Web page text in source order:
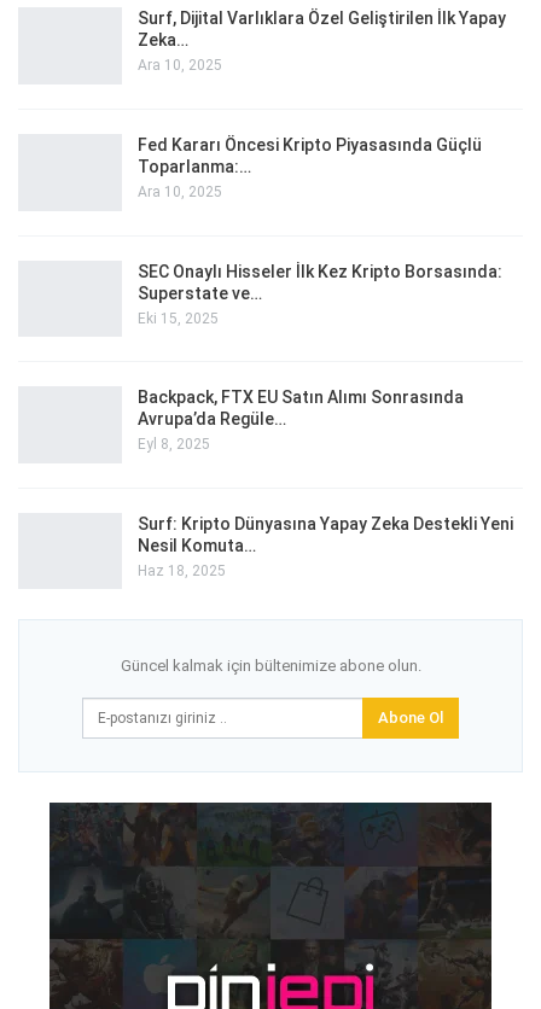
Surf, Dijital Varlıklara Özel Geliştirilen İlk Yapay
Zeka…
Ara 10, 2025
Fed Kararı Öncesi Kripto Piyasasında Güçlü
Toparlanma:…
Ara 10, 2025
SEC Onaylı Hisseler İlk Kez Kripto Borsasında:
Superstate ve…
Eki 15, 2025
Backpack, FTX EU Satın Alımı Sonrasında
Avrupa’da Regüle…
Eyl 8, 2025
Surf: Kripto Dünyasına Yapay Zeka Destekli Yeni
Nesil Komuta…
Haz 18, 2025
Güncel kalmak için bültenimize abone olun.
Abone Ol